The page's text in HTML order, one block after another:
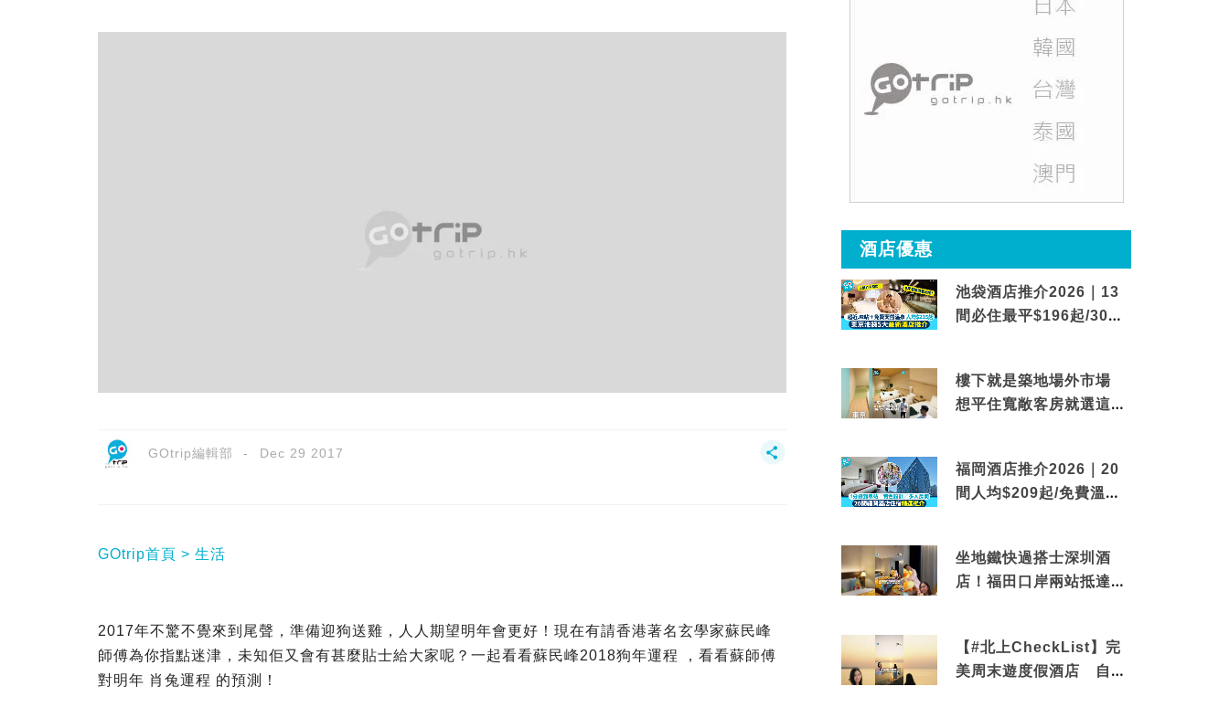
GOtrip編輯部 Dec 29 2017
GOtrip首頁 生活
2017年不驚不覺來到尾聲，準備迎狗送雞，人人期望明年會更好！現在有請香港著名玄學家蘇民峰
師傅為你指點迷津，未知佢又會有甚麼貼士給大家呢？一起看看蘇民峰2018狗年運程 ，看看蘇師傅
對明年 肖兔運程 的預測！
酒店優惠
池袋酒店推介2026｜13
間必住最平$196起/30秒
樓下就是築地場外市場
想平住寬敞客房就選這間
福岡酒店推介2026｜20
間人均$209起/免費溫泉/
坐地鐵快過搭士深圳酒
店！福田口岸兩站抵達
【#北上CheckList】完
美周末遊度假酒店 自帶